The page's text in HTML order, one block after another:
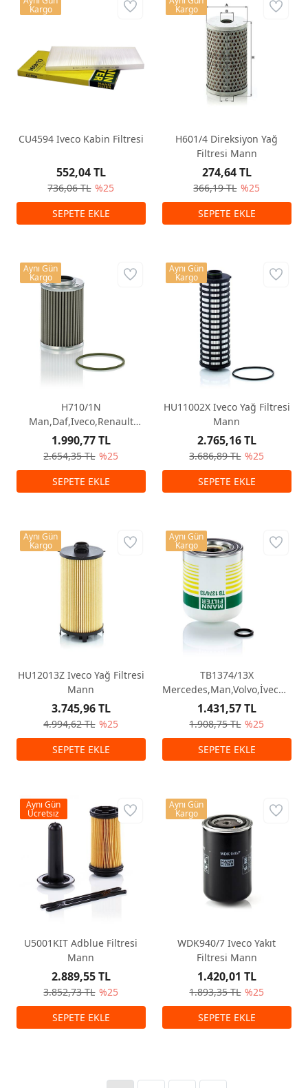
CU4594 Iveco Kabin Filtresi
736,06 TL %25
552,04 TL
Kargo
H601/4 Direksiyon Yağ
Filtresi Mann
366,19 TL %25
274,64 TL
Kargo
H710/1N
Man,Daf,Iveco,Renault
Hidrolik Şanzıman Filtresi
2.654,35 TL %25
1.990,77 TL
Aynı Gün
Kargo
HU11002X Iveco Yağ Filtresi
Mann
3.686,89 TL %25
2.765,16 TL
Aynı Gün
Kargo
HU12013Z Iveco Yağ Filtresi
Mann
4.994,62 TL %25
3.745,96 TL
Aynı Gün
Kargo
TB1374/13X
Fren Kurutucu
1.908,75 TL %25
1.431,57 TL
Aynı Gün
Kargo
U5001KIT Adblue Filtresi
Mann
3.852,73 TL %25
2.889,55 TL
Aynı Gün
Ücretsiz
WDK940/7 Iveco Yakıt
Filtresi Mann
1.893,35 TL %25
1.420,01 TL
Aynı Gün
Kargo